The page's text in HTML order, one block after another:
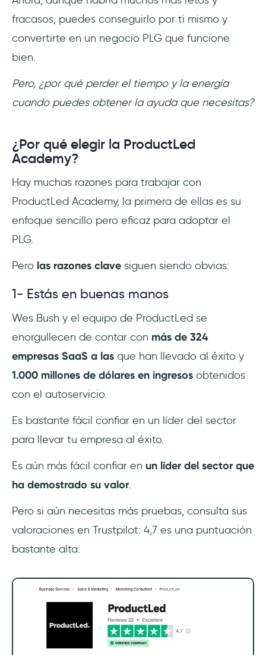
fracasos, puedes conseguirlo por ti mismo y
convertirte en un negocio PLG que funcione
bien.
Pero, ¿por qué perder el tiempo y la energía
cuando puedes obtener la ayuda que necesitas?
¿Por qué elegir la ProductLed
Academy?
Hay muchas razones para trabajar con
ProductLed Academy, la primera de ellas es su
enfoque sencillo pero eficaz para adoptar el
PLG.
Pero las razones clave siguen siendo obvias:
1- Estás en buenas manos
Wes Bush y el equipo de ProductLed se
enorgullecen de contar con más de 324
empresas SaaS a las que han llevado al éxito y
1.000 millones de dólares en ingresos obtenidos
con el autoservicio.
Es bastante fácil confiar en un líder del sector
para llevar tu empresa al éxito.
Es aún más fácil confiar en un líder del sector que
ha demostrado su valor.
Pero si aún necesitas más pruebas, consulta sus
valoraciones en Trustpilot: 4,7 es una puntuación
bastante alta.